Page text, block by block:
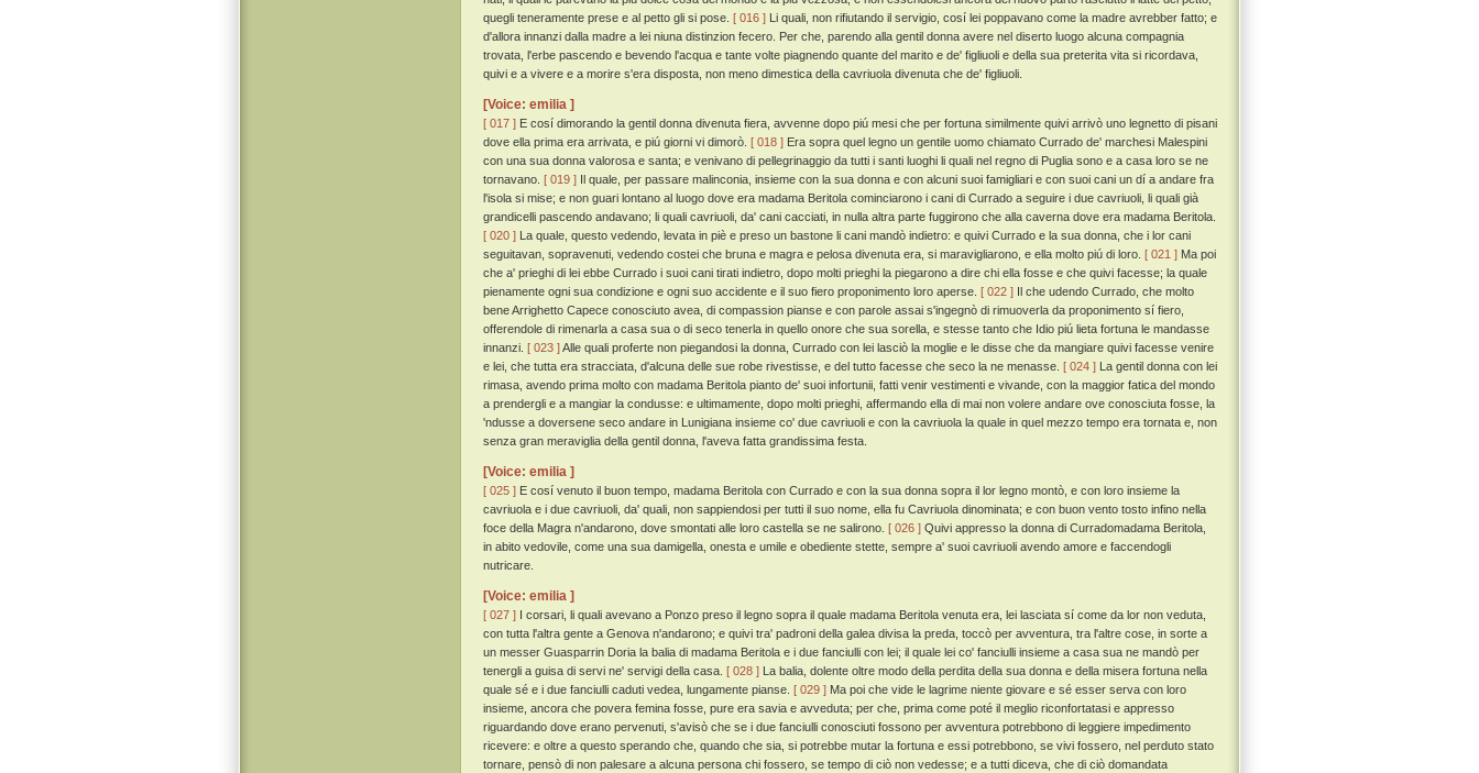
quegli teneramente prese e al petto gli si pose. [ 016 ] Li quali, non rifiutando il servigio, cosí lei poppavano come la madre avrebber fatto; e
d'allora innanzi dalla madre a lei niuna distinzion fecero. Per che, parendo alla gentil donna avere nel diserto luogo alcuna compagnia
trovata, l'erbe pascendo e bevendo l'acqua e tante volte piagnendo quante del marito e de' figliuoli e della sua preterita vita si ricordava,
quivi e a vivere e a morire s'era disposta, non meno dimestica della cavriuola divenuta che de' figliuoli.
[Voice: emilia ]
[ 017 ] E cosí dimorando la gentil donna divenuta fiera, avvenne dopo piú mesi che per fortuna similmente quivi arrivò uno legnetto di pisani
dove ella prima era arrivata, e piú giorni vi dimorò. [ 018 ] Era sopra quel legno un gentile uomo chiamato Currado de' marchesi Malespini
con una sua donna valorosa e santa; e venivano di pellegrinaggio da tutti i santi luoghi li quali nel regno di Puglia sono e a casa loro se ne
tornavano. [ 019 ] Il quale, per passare malinconia, insieme con la sua donna e con alcuni suoi famigliari e con suoi cani un dí a andare fra
l'isola si mise; e non guari lontano al luogo dove era madama Beritola cominciarono i cani di Currado a seguire i due cavriuoli, li quali già
grandicelli pascendo andavano; li quali cavriuoli, da' cani cacciati, in nulla altra parte fuggirono che alla caverna dove era madama Beritola.
[ 020 ] La quale, questo vedendo, levata in piè e preso un bastone li cani mandò indietro: e quivi Currado e la sua donna, che i lor cani
seguitavan, sopravenuti, vedendo costei che bruna e magra e pelosa divenuta era, si maravigliarono, e ella molto piú di loro. [ 021 ] Ma poi
che a' prieghi di lei ebbe Currado i suoi cani tirati indietro, dopo molti prieghi la piegarono a dire chi ella fosse e che quivi facesse; la quale
pienamente ogni sua condizione e ogni suo accidente e il suo fiero proponimento loro aperse. [ 022 ] Il che udendo Currado, che molto
bene Arrighetto Capece conosciuto avea, di compassion pianse e con parole assai s'ingegnò di rimuoverla da proponimento sí fiero,
offerendole di rimenarla a casa sua o di seco tenerla in quello onore che sua sorella, e stesse tanto che Idio piú lieta fortuna le mandasse
innanzi. [ 023 ]Alle quali proferte non piegandosi la donna, Currado con lei lasciò la moglie e le disse che da mangiare quivi facesse venire
e lei, che tutta era stracciata, d'alcuna delle sue robe rivestisse, e del tutto facesse che seco la ne menasse. [ 024 ] La gentil donna con lei
rimasa, avendo prima molto con madama Beritola pianto de' suoi infortunii, fatti venir vestimenti e vivande, con la maggior fatica del mondo
a prendergli e a mangiar la condusse: e ultimamente, dopo molti prieghi, affermando ella di mai non volere andare ove conosciuta fosse, la
'ndusse a doversene seco andare in Lunigiana insieme co' due cavriuoli e con la cavriuola la quale in quel mezzo tempo era tornata e, non
senza gran meraviglia della gentil donna, l'aveva fatta grandissima festa.
[Voice: emilia ]
[ 025 ] E cosí venuto il buon tempo, madama Beritola con Currado e con la sua donna sopra il lor legno montò, e con loro insieme la
cavriuola e i due cavriuoli, da' quali, non sappiendosi per tutti il suo nome, ella fu Cavriuola dinominata; e con buon vento tosto infino nella
foce della Magra n'andarono, dove smontati alle loro castella se ne salirono. [ 026 ] Quivi appresso la donna di Curradomadama Beritola,
in abito vedovile, come una sua damigella, onesta e umile e obediente stette, sempre a' suoi cavriuoli avendo amore e faccendogli
nutricare.
[Voice: emilia ]
[ 027 ] I corsari, li quali avevano a Ponzo preso il legno sopra il quale madama Beritola venuta era, lei lasciata sí come da lor non veduta,
con tutta l'altra gente a Genova n'andarono; e quivi tra' padroni della galea divisa la preda, toccò per avventura, tra l'altre cose, in sorte a
un messer Guasparrin Doria la balia di madama Beritola e i due fanciulli con lei; il quale lei co' fanciulli insieme a casa sua ne mandò per
tenergli a guisa di servi ne' servigi della casa. [ 028 ] La balia, dolente oltre modo della perdita della sua donna e della misera fortuna nella
quale sé e i due fanciulli caduti vedea, lungamente pianse. [ 029 ] Ma poi che vide le lagrime niente giovare e sé esser serva con loro
insieme, ancora che povera femina fosse, pure era savia e avveduta; per che, prima come poté il meglio riconfortatasi e appresso
riguardando dove erano pervenuti, s'avisò che se i due fanciulli conosciuti fossono per avventura potrebbono di leggiere impedimento
ricevere: e oltre a questo sperando che, quando che sia, si potrebbe mutar la fortuna e essi potrebbono, se vivi fossero, nel perduto stato
tornare, pensò di non palesare a alcuna persona chi fossero, se tempo di ciò non vedesse; e a tutti diceva, che di ciò domandata